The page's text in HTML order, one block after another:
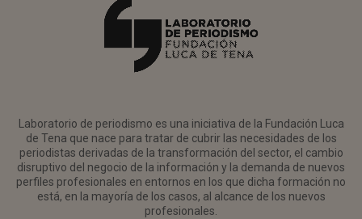
Laboratorio de periodismo es una iniciativa de la Fundación Luca
de Tena que nace para tratar de cubrir las necesidades de los
periodistas derivadas de la transformación del sector, el cambio
disruptivo del negocio de la información y la demanda de nuevos
perfiles profesionales en entornos en los que dicha formación no
está, en la mayoría de los casos, al alcance de los nuevos
profesionales.